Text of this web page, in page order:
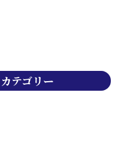
カテゴリー